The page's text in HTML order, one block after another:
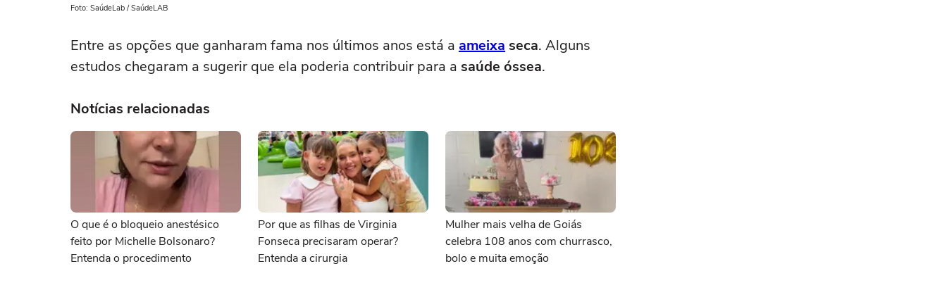
Foto: SaúdeLab / SaúdeLAB
Entre as opções que ganharam fama nos últimos anos está a ameixa seca. Alguns
estudos chegaram a sugerir que ela poderia contribuir para a saúde óssea.
Notícias relacionadas
O que é o bloqueio anestésico
feito por Michelle Bolsonaro?
Entenda o procedimento
Por que as filhas de Virginia
Fonseca precisaram operar?
Entenda a cirurgia
Mulher mais velha de Goiás
celebra 108 anos com churrasco,
bolo e muita emoção